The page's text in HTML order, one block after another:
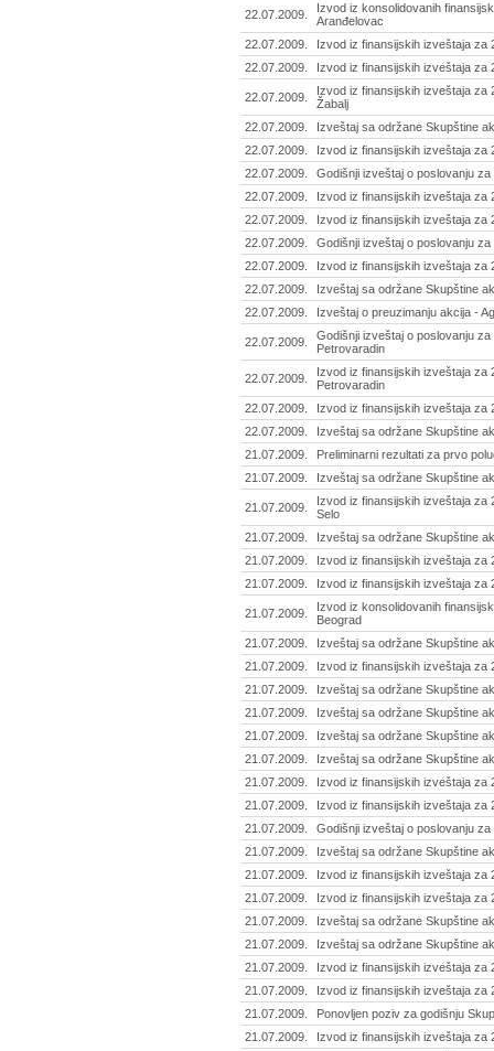
22.07.2009.
Izvod iz konsolidovanih
Aranđelovac
22.07.2009.
Izvod iz finansijskih izveštaja za
22.07.2009.
Izvod iz finansijskih izveštaja za
22.07.2009.
Izvod iz finansijskih izveštaja za
Žabalj
22.07.2009.
Izveštaj sa održane Skupštine
22.07.2009.
Izvod iz finansijskih izveštaja za
22.07.2009.
Godišnji izveštaj o poslovanju
22.07.2009.
Izvod iz finansijskih izveštaja za
22.07.2009.
Izvod iz finansijskih izveštaja za
22.07.2009.
Godišnji izveštaj o poslovanju
22.07.2009.
Izvod iz finansijskih izveštaja za
22.07.2009.
Izveštaj sa održane Skupštine
22.07.2009.
Izveštaj o preuzimanju akcija -
22.07.2009.
Godišnji izveštaj o poslovanju
Petrovaradin
22.07.2009.
Izvod iz finansijskih izveštaja za
Petrovaradin
22.07.2009.
Izvod iz finansijskih izveštaja za
22.07.2009.
Izveštaj sa održane Skupštine
21.07.2009.
Preliminarni rezultati za prvo
21.07.2009.
Izveštaj sa održane Skupštine
21.07.2009.
Izvod iz finansijskih izveštaja za
Selo
21.07.2009.
Izveštaj sa održane Skupštine
21.07.2009.
Izvod iz finansijskih izveštaja za
21.07.2009.
Izvod iz finansijskih izveštaja za
21.07.2009.
Izvod iz konsolidovanih
Beograd
21.07.2009.
Izveštaj sa održane Skupštine
21.07.2009.
Izvod iz finansijskih izveštaja za
21.07.2009.
Izveštaj sa održane Skupštine
21.07.2009.
Izveštaj sa održane Skupštine
21.07.2009.
Izveštaj sa održane Skupštine
21.07.2009.
Izveštaj sa održane Skupštine
21.07.2009.
Izvod iz finansijskih izveštaja za
21.07.2009.
Izvod iz finansijskih izveštaja za
21.07.2009.
Godišnji izveštaj o poslovanju
21.07.2009.
Izveštaj sa održane Skupštine
21.07.2009.
Izvod iz finansijskih izveštaja za
21.07.2009.
Izvod iz finansijskih izveštaja za
21.07.2009.
Izveštaj sa održane Skupštine
21.07.2009.
Izveštaj sa održane Skupštine
21.07.2009.
Izvod iz finansijskih izveštaja za
21.07.2009.
Izvod iz finansijskih izveštaja za
21.07.2009.
Ponovljen poziv za godišnju
21.07.2009.
Izvod iz finansijskih izveštaja za